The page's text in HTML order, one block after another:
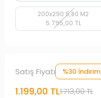
200x290 5,80 M2
5.795,00 TL
Satış Fiyatı %30 İndirim
1.199,00 TL1.713,00 TL